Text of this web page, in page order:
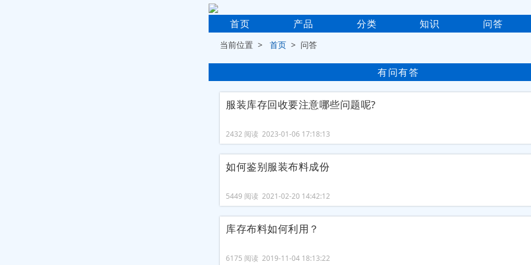
首页 产品 分类 知识 问答
当前位置 >首页 > 问答
有问有答
服装库存回收要注意哪些问题呢?
2432 阅读 2023-01-06 17:18:13
如何鉴别服装布料成份
5449 阅读 2021-02-20 14:42:12
库存布料如何利用？
6175 阅读 2019-11-04 18:13:22